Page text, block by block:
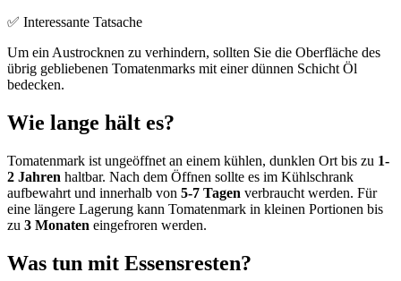
✅ Interessante Tatsache
Um ein Austrocknen zu verhindern, sollten Sie die Oberfläche des
übrig gebliebenen Tomatenmarks mit einer dünnen Schicht Öl
bedecken.
Wie lange hält es?
Tomatenmark ist ungeöffnet an einem kühlen, dunklen Ort bis zu 1-
2 Jahren haltbar. Nach dem Öffnen sollte es im Kühlschrank
aufbewahrt und innerhalb von 5-7 Tagen verbraucht werden. Für
eine längere Lagerung kann Tomatenmark in kleinen Portionen bis
zu 3 Monaten eingefroren werden.
Was tun mit Essensresten?